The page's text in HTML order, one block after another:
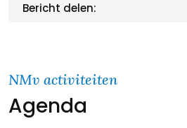
Bericht delen:
NMv activiteiten
Agenda